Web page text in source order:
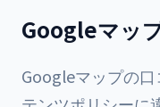
Googleマッ
Googleマップの